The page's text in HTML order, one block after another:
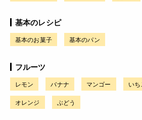
基本のレシピ
基本のお菓子 基本のパン
フルーツ
レモン バナナ マンゴー い
オレンジ ぶどう